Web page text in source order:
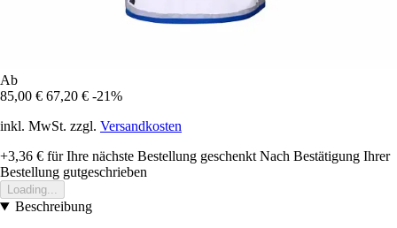
Ab
85,00 € 67,20 € -21%
inkl. MwSt. zzgl. Versandkosten
+3,36 € für Ihre nächste Bestellung geschenkt Nach Bestätigung Ihrer
Bestellung gutgeschrieben
Loading...
Beschreibung